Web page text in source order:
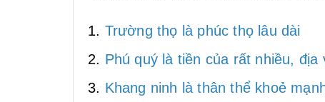
1. Trường thọ là phúc thọ lâu dài
2. Phú quý là tiền của rất nhiều, địa
3. Khang ninh là thân thể khoẻ